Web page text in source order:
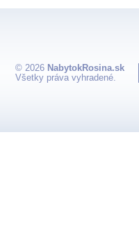
© 2026 NabytokRosina.sk
Všetky práva vyhradené.